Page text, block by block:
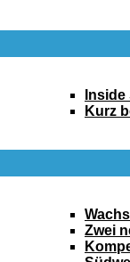
Kurz
Zwei